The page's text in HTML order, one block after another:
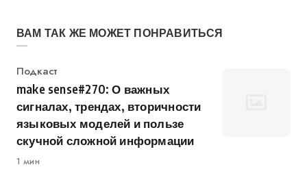
ВАМ ТАК ЖЕ МОЖЕТ ПОНРАВИТЬСЯ
Категория
Подкаст
make sense#270: О важных
сигналах, трендах, вторичности
языковых моделей и пользе
скучной сложной информации
1 мин